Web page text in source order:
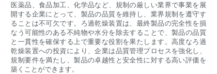
医薬品、食品加工、化学品など、規制の厳しい業界で事業を展
開する企業にとって、製品の品質を維持し、業界規制を遵守す
ることは不可欠です。ろ過乾燥装置は、最終製品の完全性を損
なう可能性のある不純物や水分を除去することで、製品の品質
と一貫性を確保する上で重要な役割を果たします。高度なろ過
乾燥装置への投資により、企業は品質管理プロセスを強化し、
規制要件を満たし、製品の卓越性と安全性に対する高い評価を
築くことができます。